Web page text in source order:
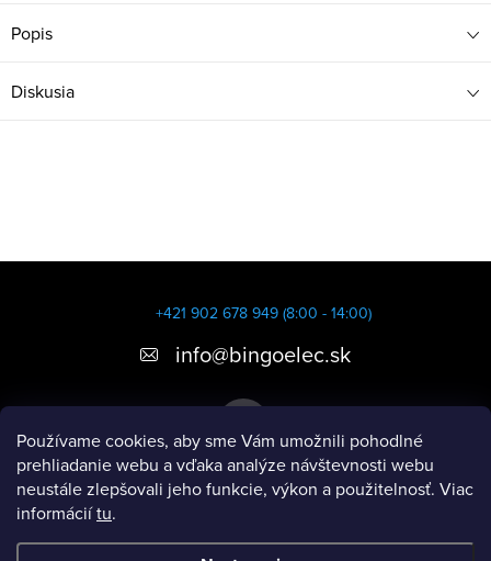
Používame cookies, aby sme Vám umožnili pohodlné
prehliadanie webu a vďaka analýze návštevnosti webu
neustále zlepšovali jeho funkcie, výkon a použitelnosť. Viac
informáciítu.
Popis
Diskusia
t
+421 902 678 949 (8:00 - 14:00)
info@bingoelec.sk
Informácie pre vás